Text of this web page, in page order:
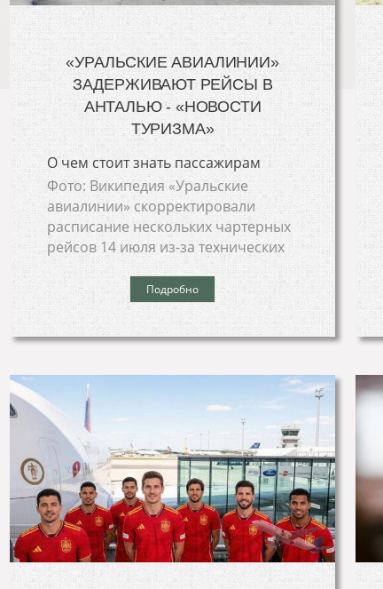
«УРАЛЬСКИЕ АВИАЛИНИИ»
ЗАДЕРЖИВАЮТ РЕЙСЫ В
АНТАЛЬЮ - «НОВОСТИ
ТУРИЗМА»
О чем стоит знать пассажирам
Фото: Википедия «Уральские
авиалинии» скорректировали
расписание нескольких чартерных
рейсов 14 июля из-за технических
Подробно